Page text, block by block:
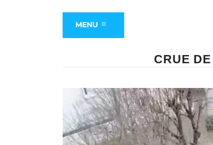
MENU
CRUE